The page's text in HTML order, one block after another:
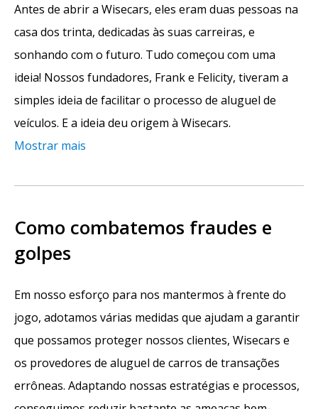
Antes de abrir a Wisecars, eles eram duas pessoas na
casa dos trinta, dedicadas às suas carreiras, e
sonhando com o futuro. Tudo começou com uma
ideia! Nossos fundadores, Frank e Felicity, tiveram a
simples ideia de facilitar o processo de aluguel de
veículos. E a ideia deu origem à Wisecars.
Mostrar mais
Como combatemos fraudes e
golpes
Em nosso esforço para nos mantermos à frente do
jogo, adotamos várias medidas que ajudam a garantir
que possamos proteger nossos clientes, Wisecars e
os provedores de aluguel de carros de transações
errôneas. Adaptando nossas estratégias e processos,